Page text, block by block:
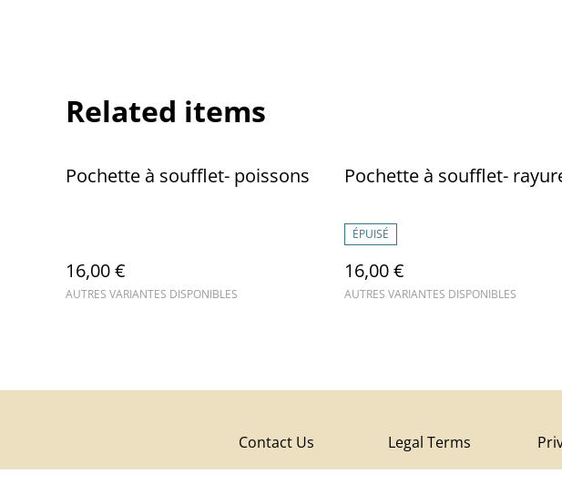
Related items
Pochette à soufflet- poissons
16,00 €
AUTRES VARIANTES DISPONIBLES
Pochette à soufflet-
ÉPUISÉ
16,00 €
AUTRES VARIANTES DISPONIBLES
Contact Us Legal Terms